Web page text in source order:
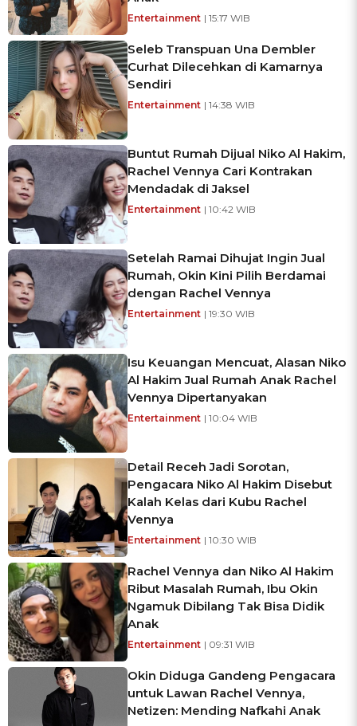
Entertainment | 15:17 WIB
Seleb Transpuan Una Dembler
Curhat Dilecehkan di Kamarnya
Sendiri
Entertainment | 14:38 WIB
Buntut Rumah Dijual Niko Al Hakim,
Rachel Vennya Cari Kontrakan
Mendadak di Jaksel
Entertainment | 10:42 WIB
Setelah Ramai Dihujat Ingin Jual
Rumah, Okin Kini Pilih Berdamai
dengan Rachel Vennya
Entertainment | 19:30 WIB
Isu Keuangan Mencuat, Alasan Niko
Al Hakim Jual Rumah Anak Rachel
Vennya Dipertanyakan
Entertainment | 10:04 WIB
Detail Receh Jadi Sorotan,
Pengacara Niko Al Hakim Disebut
Kalah Kelas dari Kubu Rachel
Vennya
Entertainment | 10:30 WIB
Rachel Vennya dan Niko Al Hakim
Ribut Masalah Rumah, Ibu Okin
Ngamuk Dibilang Tak Bisa Didik
Anak
Entertainment | 09:31 WIB
Okin Diduga Gandeng Pengacara
untuk Lawan Rachel Vennya,
Netizen: Mending Nafkahi Anak